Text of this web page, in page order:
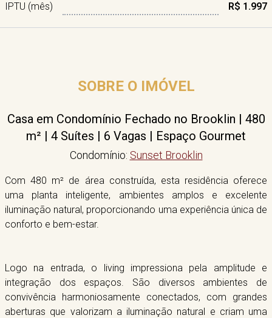
IPTU (mês) R$ 1.997
SOBRE O IMÓVEL
Casa em Condomínio Fechado no Brooklin | 480
m² | 4 Suítes | 6 Vagas | Espaço Gourmet
Condomínio: Sunset Brooklin
Com 480 m² de área construída, esta residência oferece
uma planta inteligente, ambientes amplos e excelente
iluminação natural, proporcionando uma experiência única de
conforto e bem-estar.
Logo na entrada, o living impressiona pela amplitude e
integração dos espaços. São diversos ambientes de
convivência harmoniosamente conectados, com grandes
aberturas que valorizam a iluminação natural e criam uma